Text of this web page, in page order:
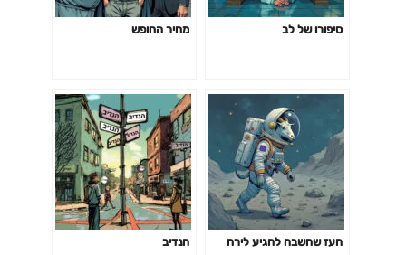
סיפורו של לב מחיר החופש
העז שחשבה להגיע לירח הנדיב